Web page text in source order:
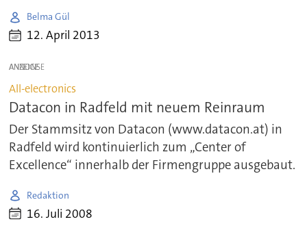
Belma Gül
12. April 2013
ANZEIGE
All-electronics
Datacon in Radfeld mit neuem Reinraum
Der Stammsitz von Datacon (www.datacon.at) in
Radfeld wird kontinuierlich zum „Center of
Excellence“ innerhalb der Firmengruppe ausgebaut.
Redaktion
16. Juli 2008